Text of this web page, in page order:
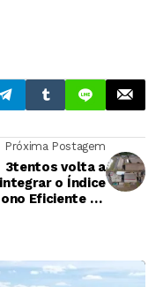
Próxima Postagem
3tentos volta a
integrar o Índice
Eficiente da